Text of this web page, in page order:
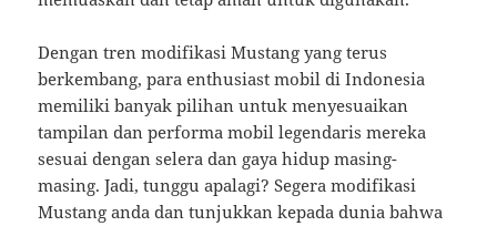
Dengan tren modifikasi Mustang yang terus
berkembang, para enthusiast mobil di Indonesia
memiliki banyak pilihan untuk menyesuaikan
tampilan dan performa mobil legendaris mereka
sesuai dengan selera dan gaya hidup masing-
masing. Jadi, tunggu apalagi? Segera modifikasi
Mustang anda dan tunjukkan kepada dunia bahwa